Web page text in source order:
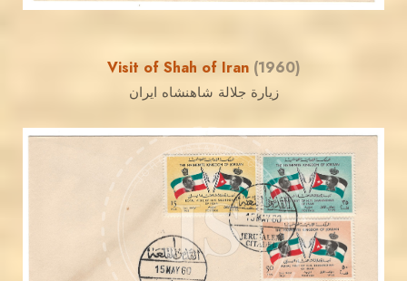
Visit of Shah of Iran (1960)
زيارة جلالة شاهنشاه ايران
JS
JORDANSTAMPS.COM